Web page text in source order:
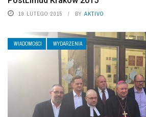
19 LUTEGO 2015 BY AKTIVO
WIADOMOŚCI WYDARZENIA